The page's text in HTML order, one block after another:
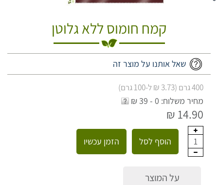
קמח חומוס ללא גלוטן
שאל אותנו על מוצר זה
400 גרם (3.73 ₪ ל-100 גרם)
מחיר משלוח: 0 - 39 ₪
14.90 ₪
1 הוסף לסל הזמן עכשיו
על המוצר